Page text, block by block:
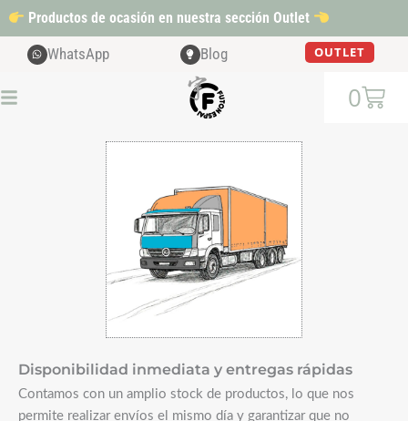
al
contenido
Productos de ocasión en nuestra sección Outlet
WhatsApp Blog OUTLET
0
Cart
Disponibilidad inmediata y entregas rápidas
Contamos con un amplio stock de productos, lo que nos
permite realizar envíos el mismo día y garantizar que no